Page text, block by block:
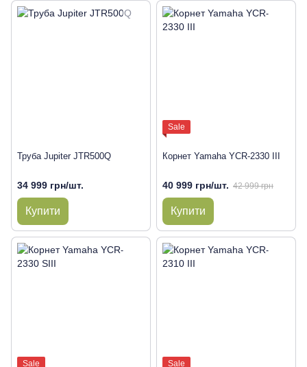
Труба Jupiter JTR500Q
34 999 грн/шт.
Купити
Sale
Корнет Yamaha YCR-2330 III
40 999 грн/шт. 42 999 грн
Купити
Sale Sale